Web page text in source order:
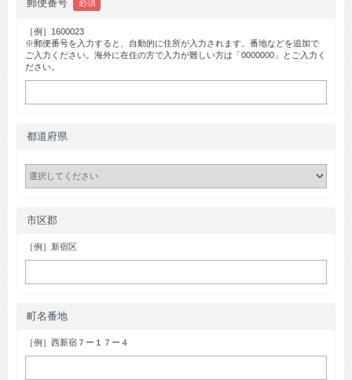
郵便番号 必須
［例］1600023
※郵便番号を入力すると、自動的に住所が入力されます。番地などを追加で
ご入力ください。海外に在住の方で入力が難しい方は「0000000」とご入力く
ださい。
都道府県
市区郡
［例］新宿区
町名番地
［例］西新宿７ー１７ー４